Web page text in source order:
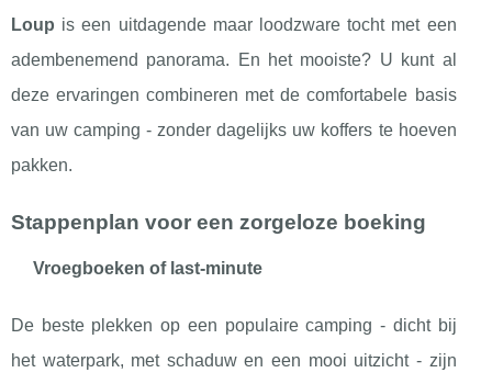
Loup is een uitdagende maar loodzware tocht met een
adembenemend panorama. En het mooiste? U kunt al
deze ervaringen combineren met de comfortabele basis
van uw camping - zonder dagelijks uw koffers te hoeven
pakken.
Stappenplan voor een zorgeloze boeking
Vroegboeken of last-minute
De beste plekken op een populaire camping - dicht bij
het waterpark, met schaduw en een mooi uitzicht - zijn